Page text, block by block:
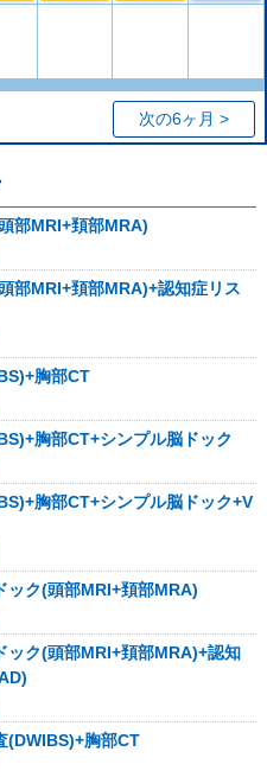
次の6ヶ月 >
部MRI+頚部MRA)
部MRI+頚部MRA)+認知症リス
胸部CT
胸部CT+シンプル脳ドック
胸部CT+シンプル脳ドック+V
ック(頭部MRI+頚部MRA)
ック(頭部MRI+頚部MRA)+認知
(DWIBS)+胸部CT